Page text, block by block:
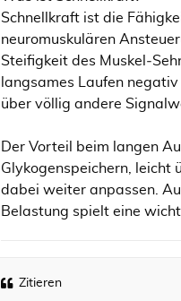
Schnellkraft ist die
neuromuskulären
Steifigkeit des
langsames Laufen
über völlig andere
Der Vorteil beim langen
Glykogenspeichern, leicht
dabei weiter anpassen.
Belastung spielt eine
Zitieren